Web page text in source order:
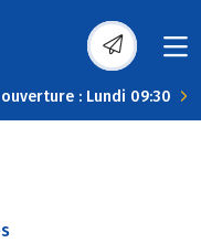
: Lundi 09:30